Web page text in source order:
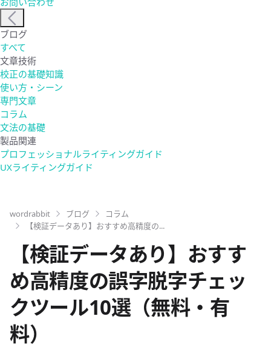
ブログ
すべて
文章技術
校正の基礎知識
使い方・シーン
専門文章
コラム
文法の基礎
製品関連
プロフェッショナルライティングガイド
UXライティングガイド
wordrabbit ブログ
コラム
【検証データあり】おすすめ高精度の...
【検証データあり】おすす
め高精度の誤字脱字チェッ
クツール10選（無料・有
料）